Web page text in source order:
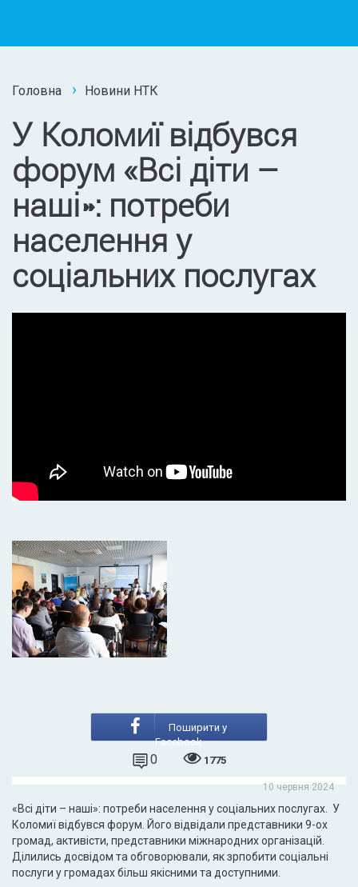
Головна Новини НТК
У Коломиї відбувся
форум «Всі діти –
наші»: потреби
населення у
соціальних послугах
Поширити у
Facebook
0 1775
10 червня 2024
«Всі діти – наші»: потреби населення у соціальних послугах. У
Коломиї відбувся форум. Його відвідали представники 9-ох
громад, активісти, представники міжнародних організацій.
Ділились досвідом та обговорювали, як зрпобити соціальні
послуги у громадах більш якісними та доступними.